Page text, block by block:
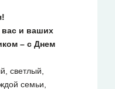
и ваших
– с Днем
светлый,
семьи,